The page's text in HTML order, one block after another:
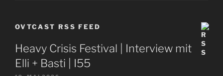
OVTCAST RSS FEED
Heavy Crisis Festival | Interview mit
Elli + Basti | I55